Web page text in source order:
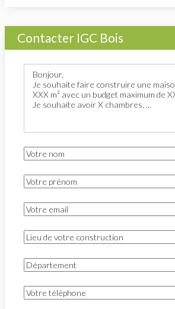
Contacter IGC Bois